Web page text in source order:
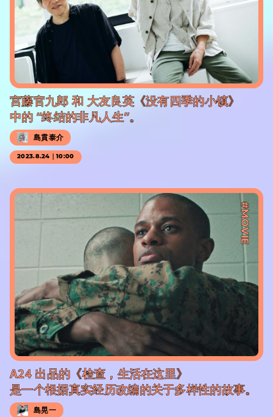
宮藤官九郎 和 大友良英《没有四季的小镇》
中的 “终结的非凡人生”。
島貫泰介
2023.8.24｜10:00
#MOVIE
A24 出品的《检查，生活在这里》
是一个根据真实经历改编的关于多样性的故事。
島晃一